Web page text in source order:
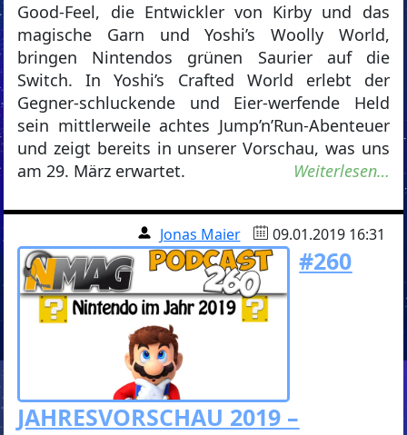
Good-Feel, die Entwickler von Kirby und das
magische Garn und Yoshi’s Woolly World,
bringen Nintendos grünen Saurier auf die
Switch. In Yoshi’s Crafted World erlebt der
Gegner-schluckende und Eier-werfende Held
sein mittlerweile achtes Jump’n’Run-Abenteuer
und zeigt bereits in unserer Vorschau, was uns
am 29. März erwartet.
Weiterlesen…
Jonas Maier 09.01.2019 16:31
#260
JAHRESVORSCHAU 2019 –